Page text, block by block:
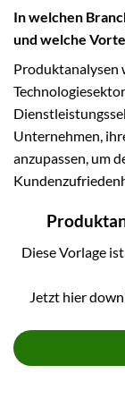
In welchen
und welche
Produktanalysen
Unternehmen,
anzupassen, um
Diese Vorlage
Jetzt hier